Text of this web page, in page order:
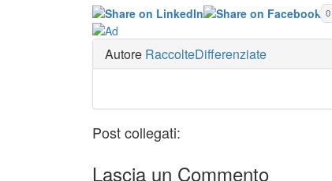
0
Autore RaccolteDifferenziate
Post collegati:
Lascia un Commento